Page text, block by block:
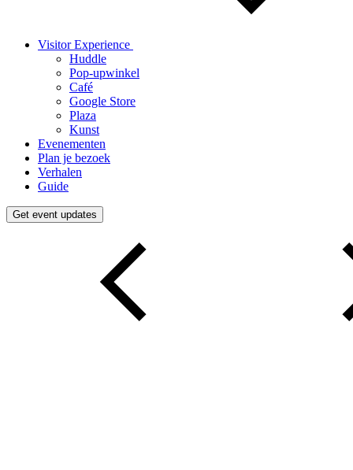
Visitor Experience
Huddle
Pop-upwinkel
Café
Google Store
Plaza
Kunst
Evenementen
Plan je bezoek
Verhalen
Guide
Get event updates